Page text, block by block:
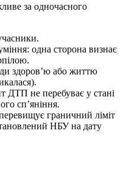
за одночасного
одна сторона визнає
здоров’ю або життю
ДТП не перебуває у стані
сп’яніння.
граничний ліміт
НБУ на дату